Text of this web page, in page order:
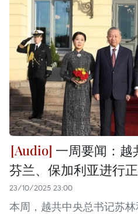
一周要闻：越
芬兰、保加利亚进行
23/10/2025 23:00
本周，越共中央总书记苏